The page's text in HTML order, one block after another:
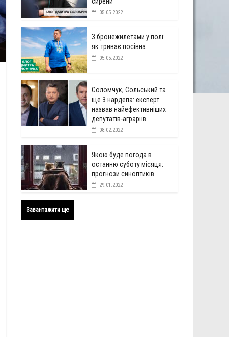
05.05.2022
З бронежилетами у полі:
як триває посівна
05.05.2022
Соломчук, Сольський та
ще 3 нардепа: експерт
назвав найефективніших
депутатів-аграріїв
08.02.2022
Якою буде погода в
останню суботу місяця:
прогнози синоптиків
29.01.2022
Завантажити ще